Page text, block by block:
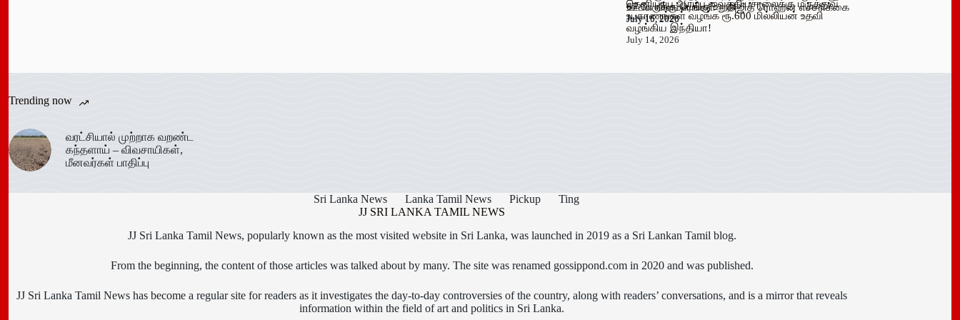
67 பேருக்கு டெங்கு உறுதி
July 16, 2026
ஊடக விளம்பரங்கள் – அஜித் ரொஹன எச்சரிக்கை
July 15, 2026
தெனியாய ஆரம்ப வைத்தியசாலைக்கு மருத்துவ
உபகரணங்கள் வழங்க ரூ.600 மில்லியன் உதவி
வழங்கிய இந்தியா!
July 14, 2026
Trending now
வரட்சியால் முற்றாக வறண்ட
கந்தளாய் – விவசாயிகள்,
மீனவர்கள் பாதிப்பு
Sri Lanka News Lanka Tamil News Pickup
Ting
JJ SRI LANKA TAMIL NEWS
JJ Sri Lanka Tamil News, popularly known as the most visited website in Sri Lanka, was launched in 2019 as a Sri Lankan Tamil blog.
From the beginning, the content of those articles was talked about by many. The site was renamed gossippond.com in 2020 and was published.
JJ Sri Lanka Tamil News has become a regular site for readers as it investigates the day-to-day controversies of the country, along with readers’ conversations, and is a mirror that reveals
information within the field of art and politics in Sri Lanka.